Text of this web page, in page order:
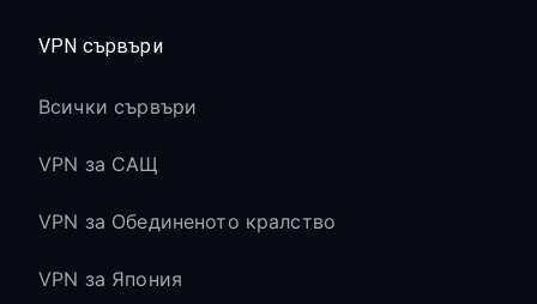
VPN сървъри
Всички сървъри
VPN за САЩ
VPN за Обединеното кралство
VPN за Япония